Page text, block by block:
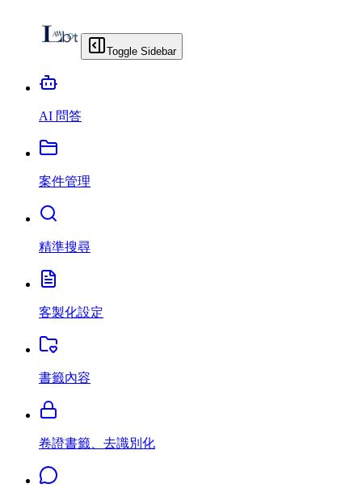
Toggle Sidebar
AI 問答
案件管理
精準搜尋
客製化設定
書籤內容
卷證書籤、去識別化